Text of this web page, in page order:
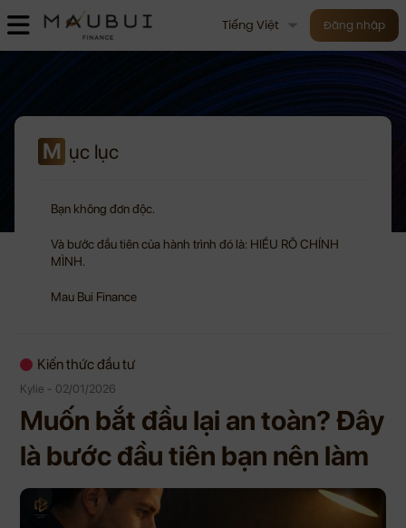
Tiếng Việt Đăng nhập
M ục lục
Bạn không đơn độc.
Và bước đầu tiên của hành trình đó là: HIỂU RÕ CHÍNH
MÌNH.
Mau Bui Finance
Kiến thức đầu tư
Kylie - 02/01/2026
Muốn bắt đầu lại an toàn? Đây
là bước đầu tiên bạn nên làm